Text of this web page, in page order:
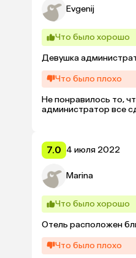
Evgenij
Что было хорошо
Девушка
Что было плохо
Не понравилось то,
администратор все
7.0 4 июля 2022
Marina
Что было хорошо
Отель расположен
Что было плохо